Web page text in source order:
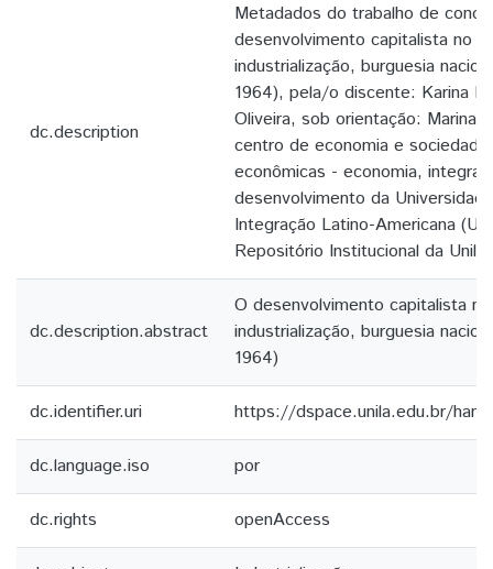
dc.description
Metadados do trabalho de
desenvolvimento capitalista no
industrialização, burguesia
1964), pela/o discente: Karina
Oliveira, sob orientação: Marina
centro de economia e
econômicas - economia,
desenvolvimento da
Integração Latino-Americana
Repositório Institucional da Unila
dc.description.abstract
O desenvolvimento capitalista
industrialização, burguesia
1964)
dc.identifier.uri https://dspace.unila.edu.br/
dc.language.iso por
dc.rights openAccess